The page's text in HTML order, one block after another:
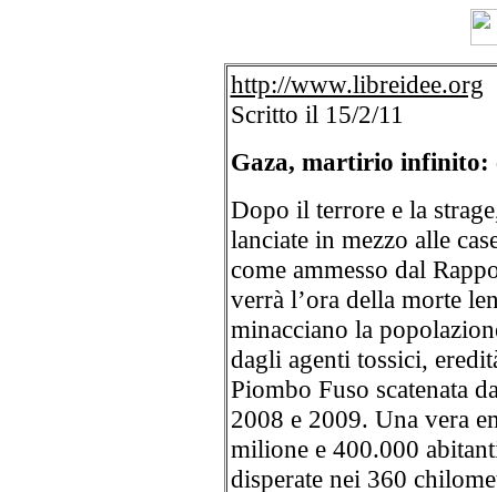
http://www.libreidee.org
Scritto il 15/2/11
Gaza, martirio infinito:
Dopo il terrore e la
lanciate in mezzo alle
come ammesso dal
verrà l’ora della morte
minacciano la
dagli agenti tossici,
Piombo Fuso scatenata
2008 e 2009. Una vera
milione e 400.000
disperate nei 360